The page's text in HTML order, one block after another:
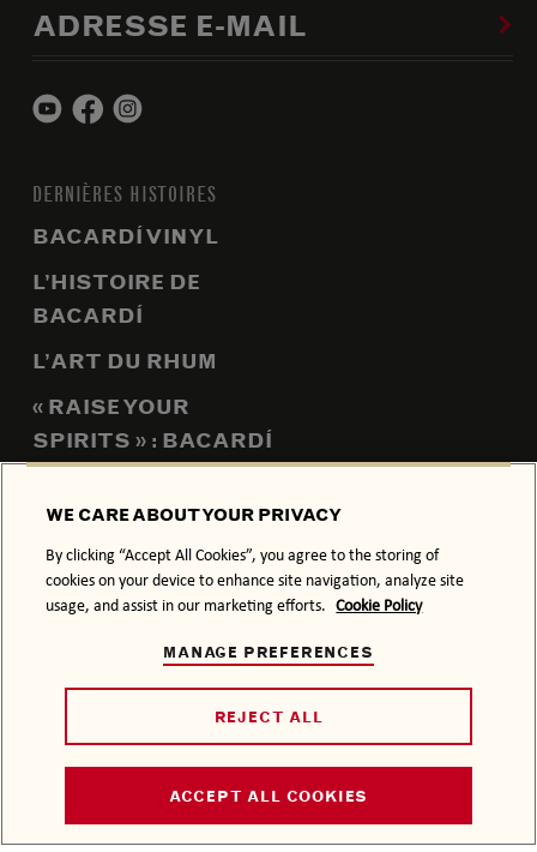
ADRESSE E-MAIL
DERNIÈRES HISTOIRES
BACARDÍ VINYL
L’HISTOIRE DE
BACARDÍ
L’ART DU RHUM
« RAISE YOUR
SPIRITS » : BACARDÍ
RÉPOND PRÉSENT
QUI SOMMES-NOUS ?
NOUS CONTACTER
TRAVAILLER AVEC
FAQ
WE CARE ABOUT YOUR PRIVACY
By clicking “Accept All Cookies”, you agree to the storing of
cookies on your device to enhance site navigation, analyze site
usage, and assist in our marketing efforts. Cookie Policy
MANAGE PREFERENCES
REJECT ALL
ACCEPT ALL COOKIES